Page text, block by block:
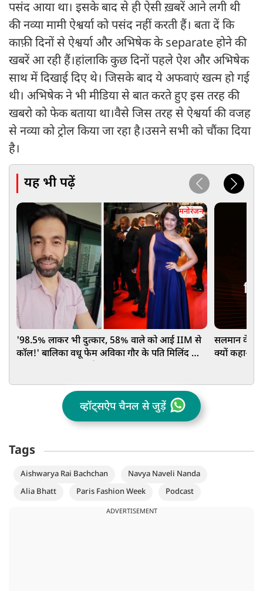
पसंद आया था। इसके बाद से ही ऐसी ख़बरें आने लगी थी
की नव्या मामी ऐश्वर्या को पसंद नहीं करती हैं। बता दें कि
काफ़ी दिनों से ऐश्वर्या और अभिषेक के separate होने की
खबरें आ रही हैं।हांलाकि कुछ दिनों पहले ऐश और अभिषेक
साथ में दिखाई दिए थे। जिसके बाद ये अफवाएं खत्म हो गई
थी। अभिषेक ने भी मीडिया से बात करते हुए इस तरह की
खबरो को फेक बताया था।वैसे जिस तरह से ऐश्वर्या की वजह
से नव्या को ट्रोल किया जा रहा है।उसने सभी को चौंका दिया
है।
यह भी पढ़ें
मनोरंजन
'98.5% लाकर भी दुत्कार, 58% वाले को आई IIM से
कॉल!' बालिका वधू फेम अविका गौर के पति मिलिंद का
सलमान के
क्यों कहा-
व्हॉट्सऐप चैनल से जुड़ें
Tags
Aishwarya Rai Bachchan
Navya Naveli Nanda
Alia Bhatt
Paris Fashion Week Podcast
ADVERTISEMENT